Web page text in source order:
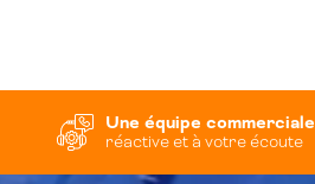
Une équipe commerciale
réactive et à votre écoute